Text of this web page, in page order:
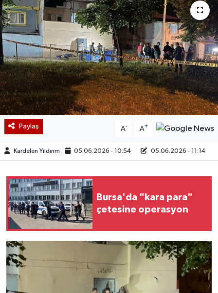
Paylaş A- A+
Kardelen Yıldırım 05.06.2026 - 10:54 05.06.2026 - 11:14
Bursa'da "kara para"
çetesine operasyon